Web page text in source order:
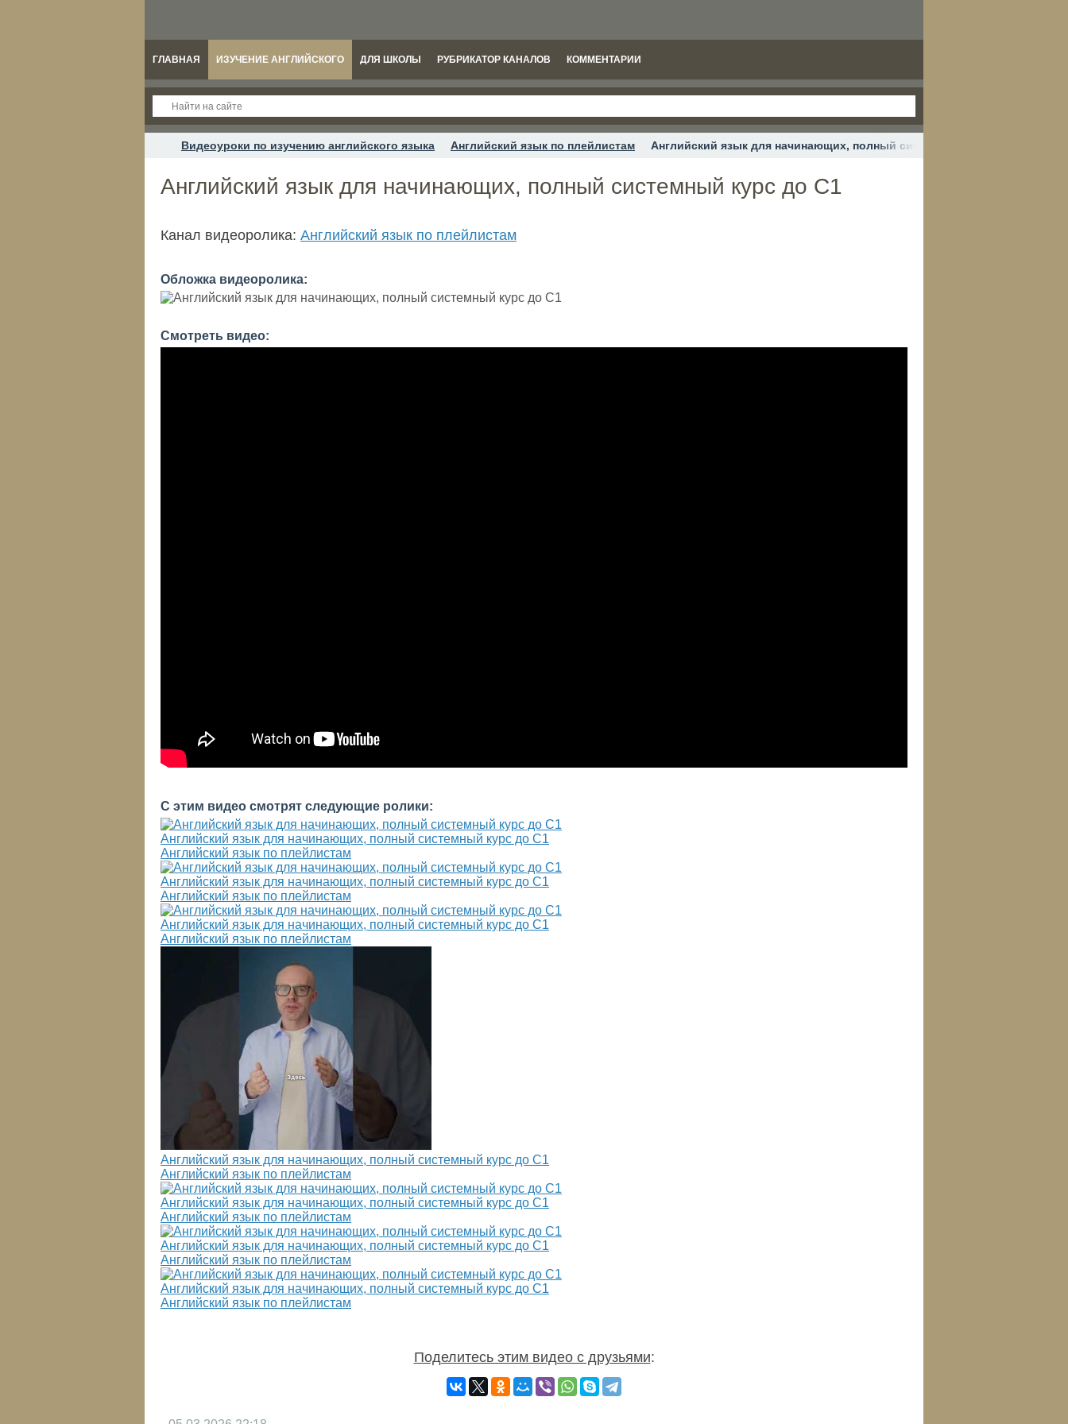
ГЛАВНАЯ ИЗУЧЕНИЕ АНГЛИЙСКОГО ДЛЯ ШКОЛЫ РУБРИКАТОР КАНАЛОВ КОММЕНТАРИИ
Видеоуроки по изучению английского языка Английский язык по плейлистам Английский язык для начинающих, полный системный курс до С1
Английский язык для начинающих, полный системный курс до С1
Канал видеоролика: Английский язык по плейлистам
Обложка видеоролика:
Смотреть видео:
С этим видео смотрят следующие ролики:
Английский язык для начинающих, полный системный курс до С1
Английский язык по плейлистам
Английский язык для начинающих, полный системный курс до С1
Английский язык по плейлистам
Английский язык для начинающих, полный системный курс до С1
Английский язык по плейлистам
Английский язык для начинающих, полный системный курс до С1
Английский язык по плейлистам
Английский язык для начинающих, полный системный курс до С1
Английский язык по плейлистам
Английский язык для начинающих, полный системный курс до С1
Английский язык по плейлистам
Английский язык для начинающих, полный системный курс до С1
Английский язык по плейлистам
Поделитесь этим видео с друзьями: